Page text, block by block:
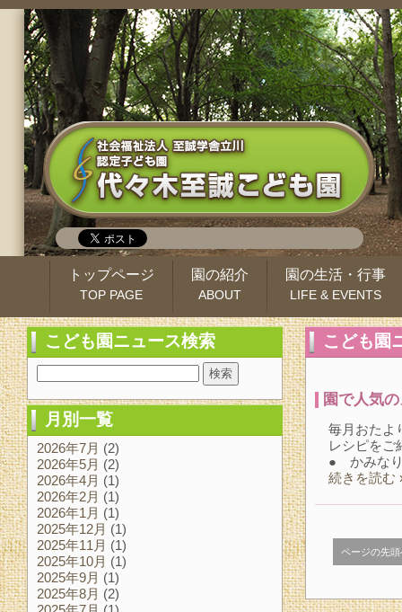
トップページ
TOP PAGE
園の紹介
ABOUT
園の生活・行事
LIFE & EVENTS
こども園
園で人気
毎月おたよ
レシピをご
● かみなり
続きを読む
ページの先頭
こども園ニュース検索
月別一覧
2026年7月 (2)
2026年5月 (2)
2026年4月 (1)
2026年2月 (1)
2026年1月 (1)
2025年12月 (1)
2025年11月 (1)
2025年10月 (1)
2025年9月 (1)
2025年8月 (2)